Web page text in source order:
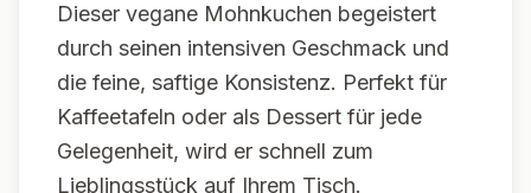
Dieser vegane Mohnkuchen begeistert
durch seinen intensiven Geschmack und
die feine, saftige Konsistenz. Perfekt für
Kaffeetafeln oder als Dessert für jede
Gelegenheit, wird er schnell zum
Lieblingsstück auf Ihrem Tisch.